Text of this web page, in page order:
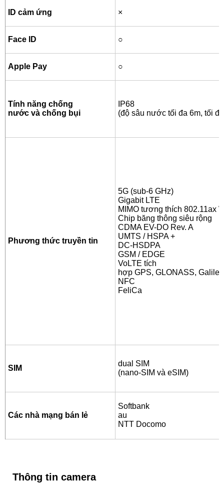
ID cảm ứng ×
Face ID ○
Apple Pay ○
Tính năng chống
nước và chống bụi
IP68
(độ sâu nước tối đa 6m, tối
Phương thức truyền tin
5G (sub-6 GHz)
Gigabit LTE
MIMO tương thích 802.11ax
Chip băng thông siêu rộng
CDMA EV-DO Rev. A
UMTS / HSPA +
DC-HSDPA
GSM / EDGE
VoLTE tích
hợp GPS, GLONASS,
NFC
FeliCa
SIM
dual SIM
(nano-SIM và eSIM)
Các nhà mạng bán lẻ
Softbank
au
NTT Docomo
Thông tin camera